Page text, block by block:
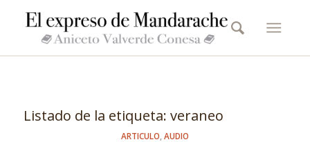
Listado de la etiqueta: veraneo
ARTICULO AUDIO